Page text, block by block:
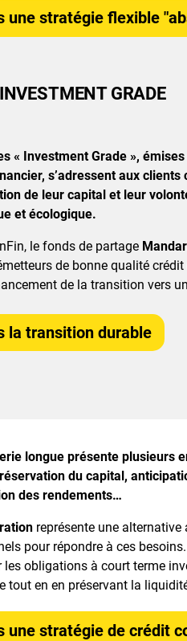
une stratégie flexible
GRADE
« Investment Grade »,
s’adressent aux clients
de leur capital et leur
et écologique.
le fonds de partage
de bonne qualité
de la transition vers
la transition durable
longue présente plusieurs
du capital,
des rendements…
représente une
pour répondre à ces
les obligations à court terme
tout en en préservant la
une stratégie de crédit